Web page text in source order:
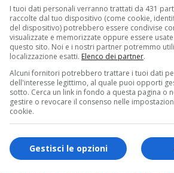
sono stati i “padri” del format,
dedicato al piccolo
impegni lavorativi dei due artisti.
invece, è già sul set del suo nuovo
per tanti anni.Gino e Michele
già partito, in vista di
I tuoi dati personali verranno trattati da 431
raccolte dal tuo dispositivo (come cookie,
del dispositivo) potrebbero essere condivise
visualizzate e memorizzate oppure essere
questo sito. Noi e i nostri partner potremmo
localizzazione esatti. Elenco dei partner.
Alcuni fornitori potrebbero trattare i tuoi dati
dell'interesse legittimo, al quale puoi opporti
sotto. Cerca un link in fondo a questa pagina o
gestire o revocare il consenso nelle
cookie.
Gestisci le opzioni